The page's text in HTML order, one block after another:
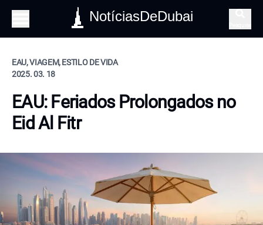
NotíciasDeDubai
EAU, VIAGEM, ESTILO DE VIDA
2025. 03. 18
EAU: Feriados Prolongados no
Eid Al Fitr